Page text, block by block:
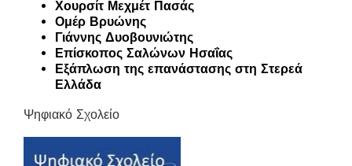
Χουρσίτ Μεχμέτ Πασάς
Ομέρ Βρυώνης
Γιάννης Δυοβουνιώτης
Επίσκοπος Σαλώνων Ησαΐας
Εξάπλωση της επανάστασης στη Στερεά
Ελλάδα
Ψηφιακό Σχολείο